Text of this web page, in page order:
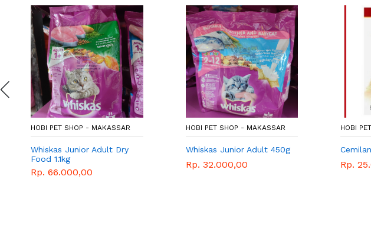
HOBI PET SHOP - MAKASSAR
Whiskas Junior Adult Dry
Food 1.1kg
Rp. 66.000,00
HOBI PET SHOP - MAKASSAR
Whiskas Junior Adult 450g
Rp. 32.000,00
HOBI
Rp.